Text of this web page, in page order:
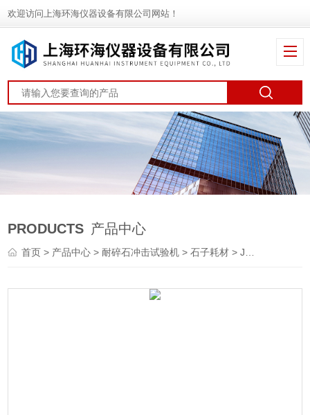
欢迎访问上海环海仪器设备有限公司网站！
PRODUCTS 产品中心
首页> 产品中心 > 耐碎石冲击试验机 >石子耗材 > JY-9653-X碎花岗岩